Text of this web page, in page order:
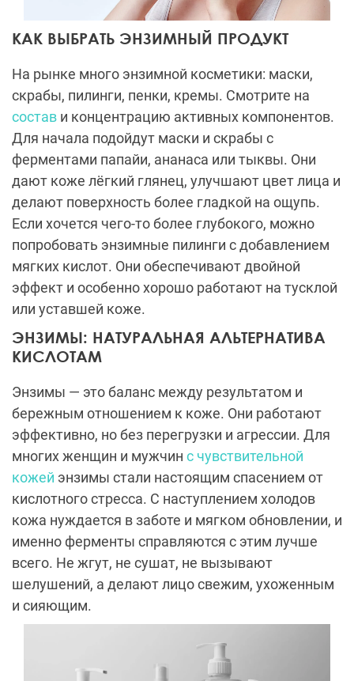
КАК ВЫБРАТЬ ЭНЗИМНЫЙ ПРОДУКТ
На рынке много энзимной косметики: маски,
скрабы, пилинги, пенки, кремы. Смотрите на
состав и концентрацию активных компонентов.
Для начала подойдут маски и скрабы с
ферментами папайи, ананаса или тыквы. Они
дают коже лёгкий глянец, улучшают цвет лица и
делают поверхность более гладкой на ощупь.
Если хочется чего-то более глубокого, можно
попробовать энзимные пилинги с добавлением
мягких кислот. Они обеспечивают двойной
эффект и особенно хорошо работают на тусклой
или уставшей коже.
ЭНЗИМЫ: НАТУРАЛЬНАЯ АЛЬТЕРНАТИВА
КИСЛОТАМ
Энзимы — это баланс между результатом и
бережным отношением к коже. Они работают
эффективно, но без перегрузки и агрессии. Для
многих женщин и мужчин с чувствительной
кожей энзимы стали настоящим спасением от
кислотного стресса. С наступлением холодов
кожа нуждается в заботе и мягком обновлении, и
именно ферменты справляются с этим лучше
всего. Не жгут, не сушат, не вызывают
шелушений, а делают лицо свежим, ухоженным
и сияющим.